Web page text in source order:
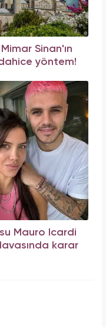
Sinan'ın
yöntem!
Mauro Icardi
karar